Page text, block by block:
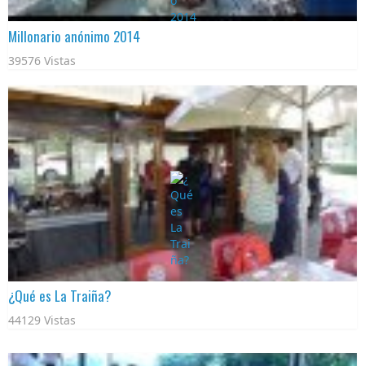
Millonario anónimo 2014
39576 Vistas
¿Qué es La Traiña?
44129 Vistas